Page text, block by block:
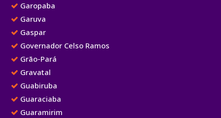
Garopaba
Garuva
Gaspar
Governador Celso Ramos
Grão-Pará
Gravatal
Guabiruba
Guaraciaba
Guaramirim